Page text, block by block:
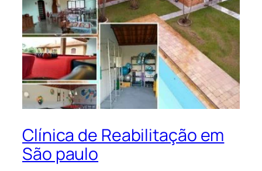
Clínica de Reabilitação em
São paulo